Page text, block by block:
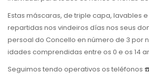
Estas máscaras, de triple capa, lavables
repartidas nos vindeiros días nos seus
persoal do Concello en número de 3 por
idades comprendidas entre os 0 e os 14
Seguimos tendo operativos os teléfonos